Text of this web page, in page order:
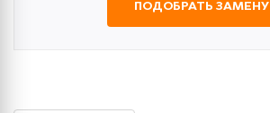
ПОДОБРАТЬ ЗАМЕНУ